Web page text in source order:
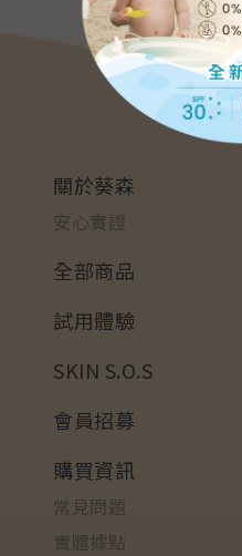
關於葵森
安心實證
全部商品
試用體驗
SKIN S.O.S
會員招募
購買資訊
常見問題
實體據點